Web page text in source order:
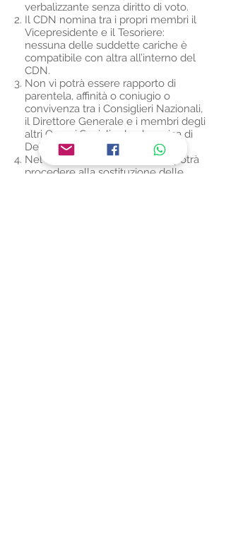
verbalizzante senza diritto di voto.
Il CDN nomina tra i propri membri il
Vicepresidente e il Tesoriere:
nessuna delle suddette cariche è
compatibile con altra all’interno del
CDN.
Non vi potrà essere rapporto di
parentela, affinità o coniugio o
convivenza tra i Consiglieri Nazionali,
il Direttore Generale e i membri degli
altri Organi Sociali salvo la carica di
Delegato.
Nel corso del mandato il CDN potrà
procedere alla sostituzione delle